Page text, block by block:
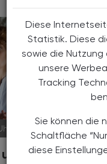
Diese
Statistik. Diese
sowie die Nutzung
unsere
Tracking
Sie können die
Schaltfläche
diese